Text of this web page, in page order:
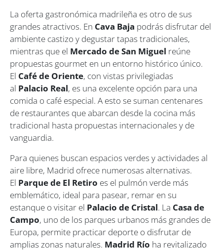
La oferta gastronómica madrileña es otro de sus
grandes atractivos. En Cava Baja podrás disfrutar del
ambiente castizo y degustar tapas tradicionales,
mientras que el Mercado de San Miguel reúne
propuestas gourmet en un entorno histórico único.
El Café de Oriente, con vistas privilegiadas
al Palacio Real, es una excelente opción para una
comida o café especial. A esto se suman centenares
de restaurantes que abarcan desde la cocina más
tradicional hasta propuestas internacionales y de
vanguardia.
Para quienes buscan espacios verdes y actividades al
aire libre, Madrid ofrece numerosas alternativas.
El Parque de El Retiro es el pulmón verde más
emblemático, ideal para pasear, remar en su
estanque o visitar el Palacio de Cristal. La Casa de
Campo, uno de los parques urbanos más grandes de
Europa, permite practicar deporte o disfrutar de
amplias zonas naturales. Madrid Río ha revitalizado